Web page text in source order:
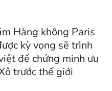
Hàng không Paris
kỳ vọng sẽ trình
để chứng minh ưu
trước thế giới